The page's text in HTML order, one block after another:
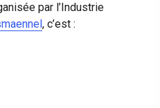
par l’Industrie
, c’est :